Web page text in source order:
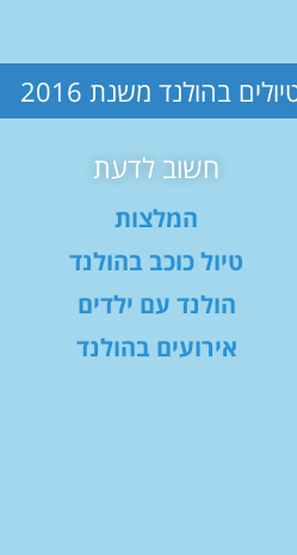
בהולנד משנת 2016
חשוב לדעת
המלצות
טיול כוכב בהולנד
הולנד עם ילדים
אירועים בהולנד